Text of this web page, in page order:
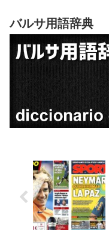
バルサ用語辞典